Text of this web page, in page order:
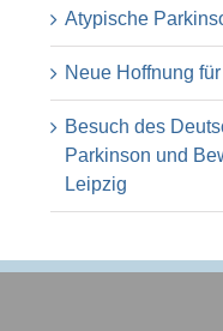
Atypische
Neue Hoffnung
Besuch des
Parkinson und
Leipzig